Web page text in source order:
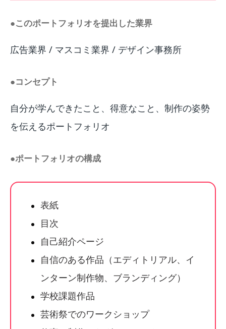
●このポートフォリオを提出した業界
広告業界 / マスコミ業界 / デザイン事務所
●コンセプト
自分が学んできたこと、得意なこと、制作の姿勢
を伝えるポートフォリオ
●ポートフォリオの構成
表紙
目次
自己紹介ページ
自信のある作品（エディトリアル、イ
ンターン制作物、ブランディング）
学校課題作品
芸術祭でのワークショップ